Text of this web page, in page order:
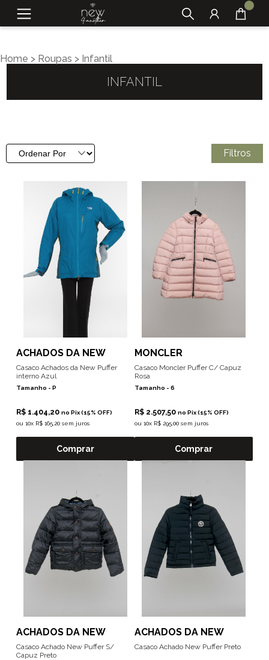
Home > Roupas > Infantil
INFANTIL
Filtros
ACHADOS DA NEW
Casaco Achados da New Puffer
interno Azul
Tamanho - P
R$ 1.404,20 no Pix (15% OFF)
ou 10x R$ 165,20 sem juros
Comprar
MONCLER
Casaco Moncler Puffer C/ Capuz
Rosa
Tamanho - 6
R$ 2.507,50 no Pix (15% OFF)
ou 10x R$ 295,00 sem juros
Comprar
ACHADOS DA NEW
Casaco Achado New Puffer S/
Capuz Preto
ACHADOS DA NEW
Casaco Achado New Puffer Preto